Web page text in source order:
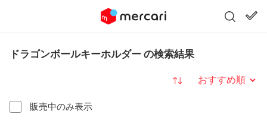
ドラゴンボールキーホルダー の検索結果
販売中のみ表示
並び替え